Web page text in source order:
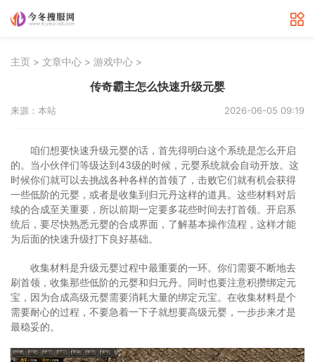
主页 > 文章中心 > 游戏中心 >
传奇霸主怎么快速升级元婴
来源：本站 2026-06-05 09:19
咱们想要快速升级元婴的话，首先得明白这个系统是怎么开启
的。当小伙伴们等级达到43级的时候，元婴系统就会自动开放。这
时候你们就可以去挑战各种各样的首领了，击败它们就有机会获得
一些低阶的元婴，或者是收集到归元丹这样的道具。这些材料对后
续的合成至关重要，所以前期一定要多花些时间去打首领。开启系
统后，要尽快熟悉元婴的合成界面，了解基本操作流程，这样才能
为后面的快速升级打下良好基础。
收集材料是升级元婴过程中最重要的一环。你们需要不断地去
刷首领，收集那些低阶的元婴和归元丹。同时也要注意积攒绑定元
宝，因为合成高级元婴需要消耗大量的绑定元宝。在收集材料是个
需要耐心的过程，不要急着一下子就想要高级元婴，一步步来才是
最稳妥的。